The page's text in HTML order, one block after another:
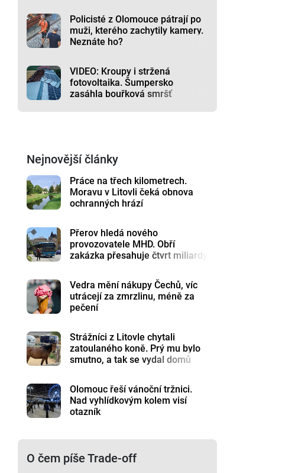
Policisté z Olomouce pátrají po
muži, kterého zachytily kamery.
Neznáte ho?
VIDEO: Kroupy i stržená
fotovoltaika. Šumpersko
zasáhla bouřková smršť
Nejnovější články
Práce na třech kilometrech.
Moravu v Litovli čeká obnova
ochranných hrází
Přerov hledá nového
provozovatele MHD. Obří
zakázka přesahuje čtvrt miliardy
Vedra mění nákupy Čechů, víc
utrácejí za zmrzlinu, méně za
pečení
Strážníci z Litovle chytali
zatoulaného koně. Prý mu bylo
smutno, a tak se vydal domů
Olomouc řeší vánoční tržnici.
Nad vyhlídkovým kolem visí
otazník
O čem píše Trade-off